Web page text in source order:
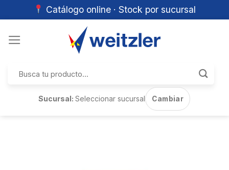
Catálogo online · Stock por sucursal
por:
Sucursal:Seleccionar sucursal Cambiar